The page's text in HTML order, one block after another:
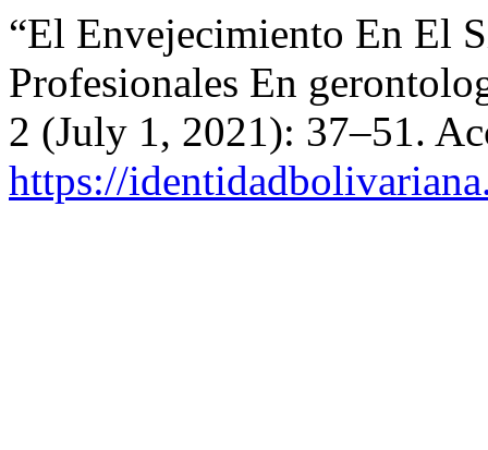
“El Envejecimiento En El
Profesionales En
2 (July 1, 2021): 37–51.
https://